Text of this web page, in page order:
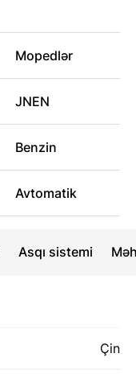
Mopedlər
JNEN
Benzin
Avtomatik
Asqı sistemi
Çin